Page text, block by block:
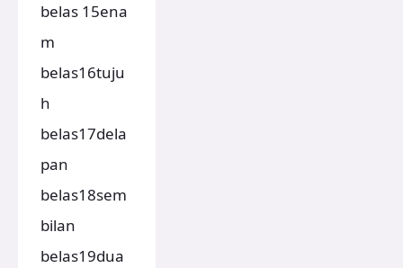
belas 15ena
m
belas16tuju
h
belas17dela
pan
belas18sem
bilan
belas19dua